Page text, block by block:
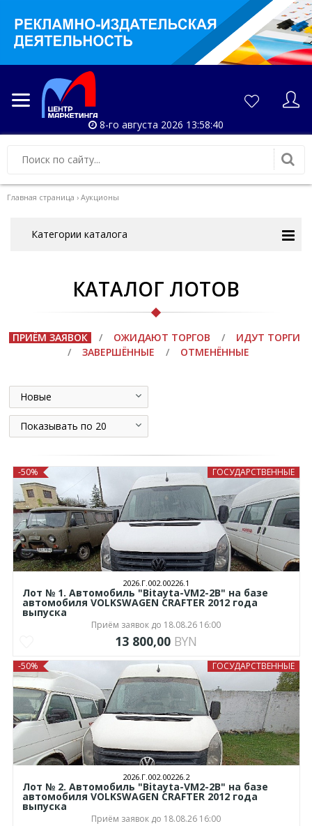
8-го августа 2026 13:58:41
Главная страница › Аукционы
Категории каталога
КАТАЛОГ ЛОТОВ
ПРИЁМ ЗАЯВОК / ОЖИДАЮТ ТОРГОВ /
ИДУТ ТОРГИ
/
ЗАВЕРШЁННЫЕ / ОТМЕНЁННЫЕ
Новые
Показывать по 20
ГОСУДАРСТВЕННЫЕ
-50%
2026.Г.002.00226.1
Лот № 1. Автомобиль "Bitayta-VM2-2B" на базе
автомобиля VOLKSWAGEN CRAFTER 2012 года
выпуска
Приём заявок до 18.08.26 16:00
13 800,00 BYN
ГОСУДАРСТВЕННЫЕ
-50%
2026.Г.002.00226.2
Лот № 2. Автомобиль "Bitayta-VM2-2B" на базе
автомобиля VOLKSWAGEN CRAFTER 2012 года
выпуска
Приём заявок до 18.08.26 16:00